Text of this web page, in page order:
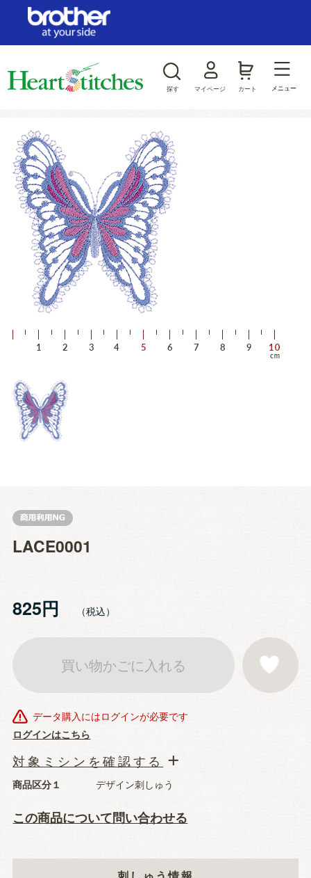
探す マイページ カート メニュー
LACE0001
825円
データ購入にはログインが必要です
買い物かごに入れる
ログインはこちら
お気に入りに登
商品区分１ デザイン刺しゅう
この商品について問い合わせる
対象ミシンを確認する
ログイン/新規会員登録
ジャンルから探す